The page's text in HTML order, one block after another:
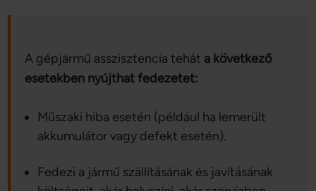
A gépjármű asszisztencia tehát a következő
esetekben nyújthat fedezetet:
Műszaki hiba esetén (például ha lemerült
akkumulátor vagy defekt esetén).
Fedezi a jármű szállításának és javításának